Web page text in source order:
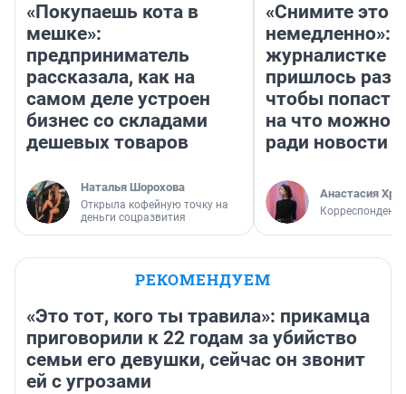
«Покупаешь кота в
мешке»:
предприниматель
рассказала, как на
самом деле устроен
бизнес со складами
дешевых товаров
Наталья Шорохова
Открыла кофейную точку на
деньги соцразвития
«Снимите это
немедленно»:
журналистке
пришлось
чтобы попасть
на что можно
ради новости
Анастасия
Корреспондент
РЕКОМЕНДУЕМ
«Это тот, кого ты травила»: прикамца
приговорили к 22 годам за убийство
семьи его девушки, сейчас он звонит
ей с угрозами